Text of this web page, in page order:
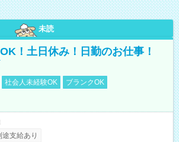
未読
！土日休み！日勤のお仕事！
社会人未経験OK
ブランクOK
支給あり